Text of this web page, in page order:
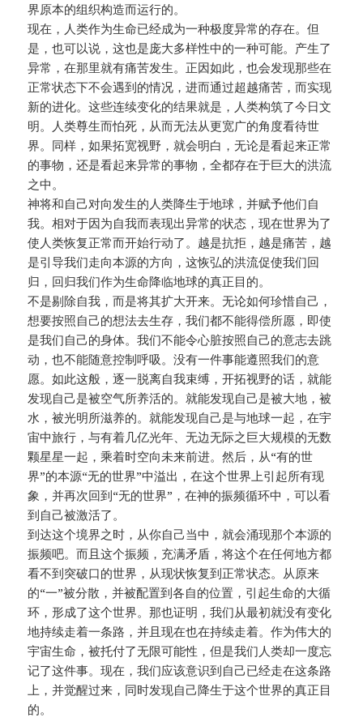
界原本的组织构造而运行的。
现在，人类作为生命已经成为一种极度异常的存在。但
是，也可以说，这也是庞大多样性中的一种可能。产生了
异常，在那里就有痛苦发生。正因如此，也会发现那些在
正常状态下不会遇到的情况，进而通过超越痛苦，而实现
新的进化。这些连续变化的结果就是，人类构筑了今日文
明。人类尊生而怕死，从而无法从更宽广的角度看待世
界。同样，如果拓宽视野，就会明白，无论是看起来正常
的事物，还是看起来异常的事物，全都存在于巨大的洪流
之中。
神将和自己对向发生的人类降生于地球，并赋予他们自
我。相对于因为自我而表现出异常的状态，现在世界为了
使人类恢复正常而开始行动了。越是抗拒，越是痛苦，越
是引导我们走向本源的方向，这恢弘的洪流促使我们回
归，回归我们作为生命降临地球的真正目的。
不是剔除自我，而是将其扩大开来。无论如何珍惜自己，
想要按照自己的想法去生存，我们都不能得偿所愿，即使
是我们自己的身体。我们不能令心脏按照自己的意志去跳
动，也不能随意控制呼吸。没有一件事能遵照我们的意
愿。如此这般，逐一脱离自我束缚，开拓视野的话，就能
发现自己是被空气所养活的。就能发现自己是被大地，被
水，被光明所滋养的。就能发现自己是与地球一起，在宇
宙中旅行，与有着几亿光年、无边无际之巨大规模的无数
颗星星一起，乘着时空向未来前进。然后，从“有的世
界”的本源“无的世界”中溢出，在这个世界上引起所有现
象，并再次回到“无的世界”，在神的振频循环中，可以看
到自己被激活了。
到达这个境界之时，从你自己当中，就会涌现那个本源的
振频吧。而且这个振频，充满矛盾，将这个在任何地方都
看不到突破口的世界，从现状恢复到正常状态。从原来
的“一”被分散，并被配置到各自的位置，引起生命的大循
环，形成了这个世界。那也证明，我们从最初就没有变化
地持续走着一条路，并且现在也在持续走着。作为伟大的
宇宙生命，被托付了无限可能性，但是我们人类却一度忘
记了这件事。现在，我们应该意识到自己已经走在这条路
上，并觉醒过来，同时发现自己降生于这个世界的真正目
的。